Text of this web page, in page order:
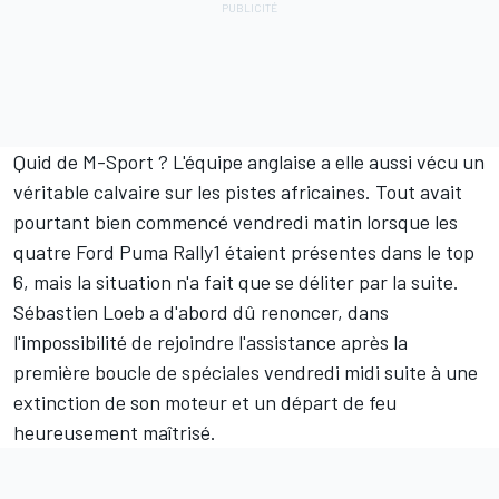
Quid de M-Sport ? L'équipe anglaise a elle aussi vécu un
véritable calvaire sur les pistes africaines. Tout avait
pourtant bien commencé vendredi matin lorsque les
quatre Ford Puma Rally1 étaient présentes dans le top
6, mais la situation n'a fait que se déliter par la suite.
Sébastien Loeb a d'abord dû renoncer, dans
l'impossibilité de rejoindre l'assistance après la
première boucle de spéciales vendredi midi suite à une
extinction de son moteur et un départ de feu
heureusement maîtrisé.